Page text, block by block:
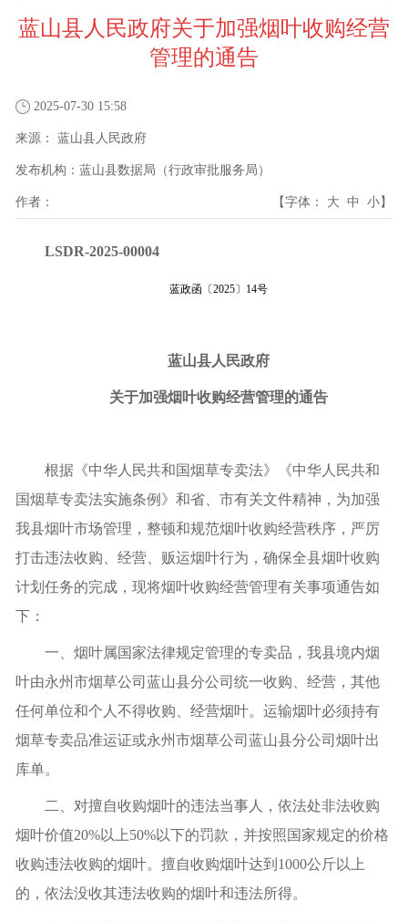
蓝山县人民政府关于加强烟叶收购经营
管理的通告
2025-07-30 15:58
来源： 蓝山县人民政府
发布机构： 蓝山县数据局（行政审批服务局）
作者： 【字体： 大 中 小】
LSDR-2025-00004
蓝政函〔2025〕 14号
蓝山县人民政府
关于加强烟叶收购经营管理的通告
根据《中华人民共和国烟草专卖法》《中华人民共和
国烟草专卖法实施条例》和省、市有关文件精神，为加强
我县烟叶市场管理，整顿和规范烟叶收购经营秩序，严厉
打击违法收购、经营、贩运烟叶行为，确保全县烟叶收购
计划任务的完成，现将烟叶收购经营管理有关事项通告如
下：
一、烟叶属国家法律规定管理的专卖品，我县境内烟
叶由永州市烟草公司蓝山县分公司统一收购、经营，其他
任何单位和个人不得收购、经营烟叶。运输烟叶必须持有
烟草专卖品准运证或永州市烟草公司蓝山县分公司烟叶出
库单。
二、对擅自收购烟叶的违法当事人，依法处非法收购
烟叶价值20%以上50%以下的罚款，并按照国家规定的价格
收购违法收购的烟叶。擅自收购烟叶达到 1000公斤以上
的，依法没收其违法收购的烟叶和违法所得。